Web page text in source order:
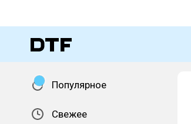
Популярное
Свежее